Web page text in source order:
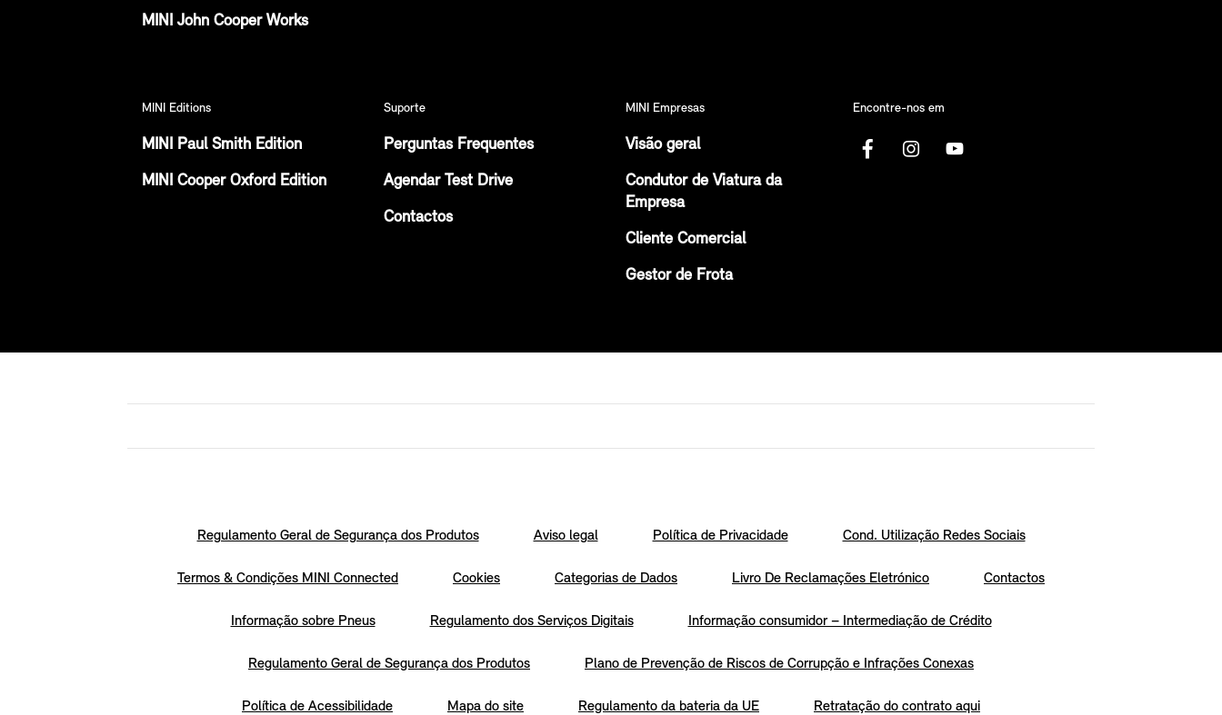
MINI John Cooper Works
MINI Editions
MINI Paul Smith Edition
MINI Cooper Oxford Edition
Suporte
Perguntas Frequentes
Agendar Test Drive
Contactos
MINI Empresas
Visão geral
Condutor de Viatura da
Empresa
Cliente Comercial
Gestor de Frota
Encontre-nos em
Regulamento Geral de Segurança dos Produtos Aviso legal Política de Privacidade Cond. Utilização Redes Sociais
Termos & Condições MINI Connected Cookies Categorias de Dados Livro De Reclamações Eletrónico Contactos
Informação sobre Pneus Regulamento dos Serviços Digitais Informação consumidor – Intermediação de Crédito
Regulamento Geral de Segurança dos Produtos Plano de Prevenção de Riscos de Corrupção e Infrações Conexas
Política de Acessibilidade Mapa do site Regulamento da bateria da UE Retratação do contrato aqui